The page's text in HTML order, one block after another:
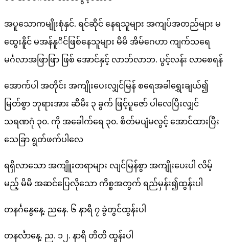
အပူသောကမျိုးစုံနှင်. ရင်ဆိုင် နေရသူများ အကျပ်အတည်များ မ
ထွေးနိူင် မအန်နူိင်ဖြစ်နေသူများ မိမိ အိမ်ဂေဟာ ကျက်သရေ
မင်္ဂလာအဖြာဖြာ ဖြစ် အောင်နှင့် လာဘ်လာဘ. ပွင့်လန်း လာစေရန်
အောက်ပါ အတိုင်း အကျိုးပေးလျှင်မြန် စရေအခါရွှေးချယ်၍
မြတ်စွာ ဘုရားအား ဆီမီး ၃ ခွက် ဖြင့်ပူဇော် ပါလေပြီးလျှင်
သရဏဂုံ ၃၀. ကို အခေါက်ရေ ၃၀. စိတ်မပျံမလွင့် အောင်ထားပြီး
သေခြာ ရွတ်ဖက်ပါလေ
ရရှိလာသော အကျိူးတရာများ လျင်မြန်စွာ အကျိုးပေးပါ လိမ့်
မည့် မိမိ အဆင်ပြေလိုသော ကိစ္စအတွက် ရည်မှန်း၍ထွန်းပါ
တနင်္ဂနွေနေ့. ညနေ. ၆ နာရီ ၇ ခွဲတွင်ထွန်းပါ
တနင်္လာနေ့. ည. ၁၂. နာရီ တိတိ ထွန်းပါ